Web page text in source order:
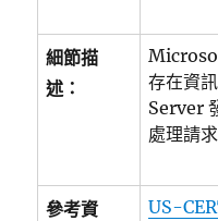
細節描
述：
存在資
Server
處理請
參考資
US-